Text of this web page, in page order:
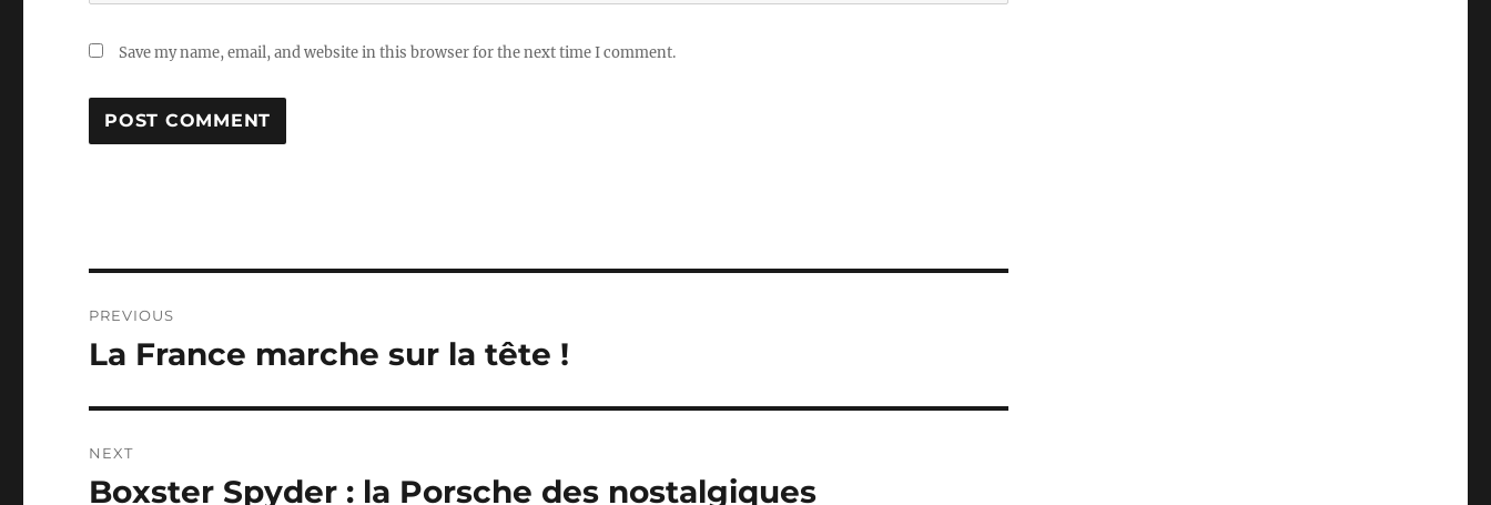
Save my name, email, and website in this browser for the next time I comment.
navigation
PREVIOUS
Previous
La France marche sur la tête !
NEXT
Next
Boxster Spyder : la Porsche des nostalgiques